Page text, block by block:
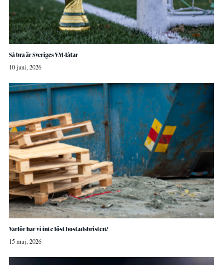
Så bra är Sveriges VM-låtar
10 juni, 2026
Varför har vi inte löst bostadsbristen?
15 maj, 2026